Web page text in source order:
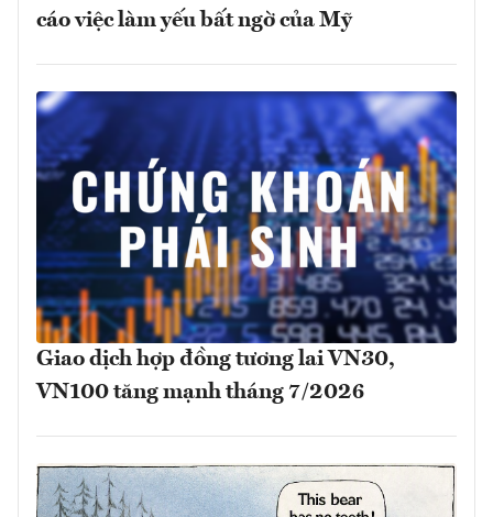
cáo việc làm yếu bất ngờ của Mỹ
Giao dịch hợp đồng tương lai VN30,
VN100 tăng mạnh tháng 7/2026